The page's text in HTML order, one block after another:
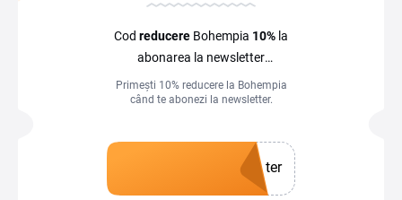
Cod reducere Bohempia 10% la
abonarea la newsletter
la Bohempia
Primești 10% reducere la Bohempia
când te abonezi la newsletter.
ter